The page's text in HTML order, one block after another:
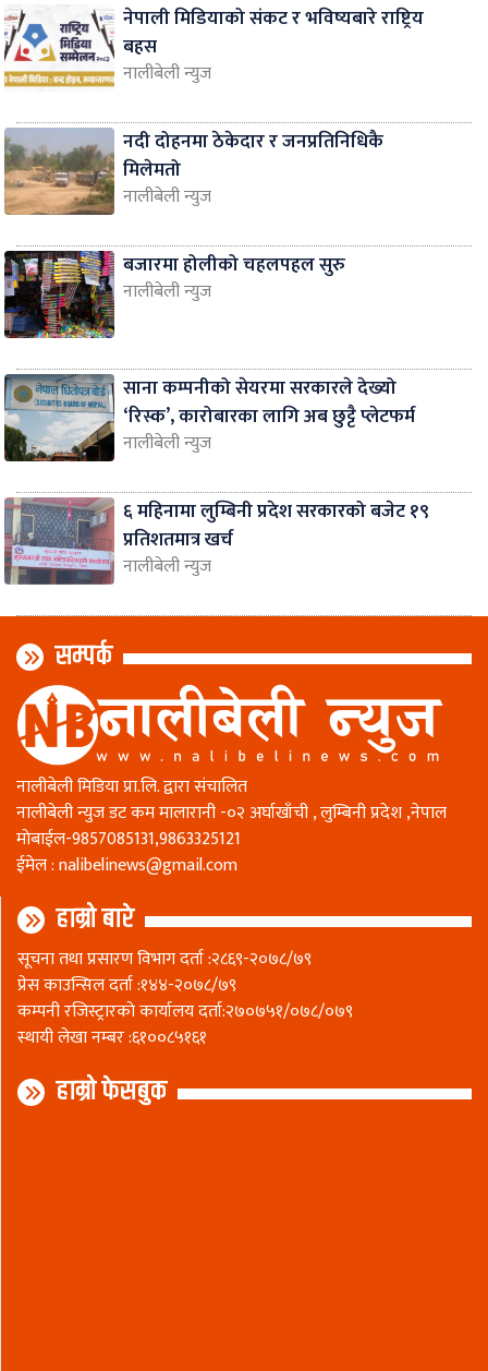
नेपाली मिडियाको संकट र भविष्यबारे राष्ट्रिय
बहस
नालीबेली न्युज
नदी दोहनमा ठेकेदार र जनप्रतिनिधिकै
मिलेमतो
नालीबेली न्युज
बजारमा होलीको चहलपहल सुरु
नालीबेली न्युज
साना कम्पनीको सेयरमा सरकारले देख्यो
‘रिस्क’, कारोबारका लागि अब छुट्टै प्लेटफर्म
नालीबेली न्युज
६ महिनामा लुम्बिनी प्रदेश सरकारको बजेट १९
प्रतिशतमात्र खर्च
नालीबेली न्युज
सम्पर्क
नालीबेली मिडिया प्रा.लि. द्वारा संचालित
नालीबेली न्युज डट कम मालारानी -०२ अर्घाखाँची , लुम्बिनी प्रदेश ,नेपाल
माेबाईल-9857085131,9863325121
ईमेल :nalibelinews@gmail.com
हाम्रो बारे
सूचना तथा प्रसारण विभाग दर्ता :२८६९-२०७८/७९
प्रेस काउन्सिल दर्ता :१४४-२०७८/७९
कम्पनी रजिस्ट्रारकाे कार्यालय दर्ता:२७०७५१/०७८/०७९
स्थायी लेखा नम्बर :६१००८५१६१
हाम्रो फेसबुक